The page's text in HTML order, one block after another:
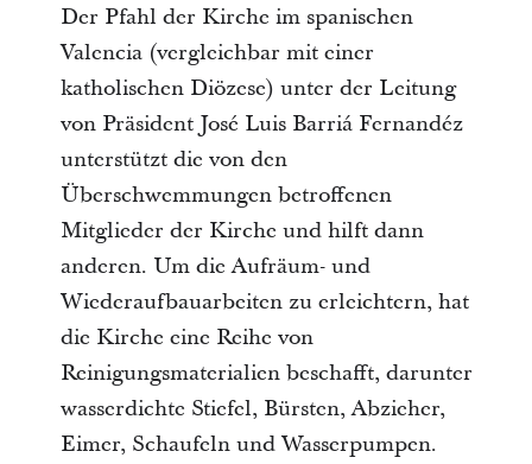
Der Pfahl der Kirche im spanischen
Valencia (vergleichbar mit einer
katholischen Diözese) unter der Leitung
von Präsident José Luis Barriá Fernandéz
unterstützt die von den
Überschwemmungen betroffenen
Mitglieder der Kirche und hilft dann
anderen. Um die Aufräum- und
Wiederaufbauarbeiten zu erleichtern, hat
die Kirche eine Reihe von
Reinigungsmaterialien beschafft, darunter
wasserdichte Stiefel, Bürsten, Abzieher,
Eimer, Schaufeln und Wasserpumpen.